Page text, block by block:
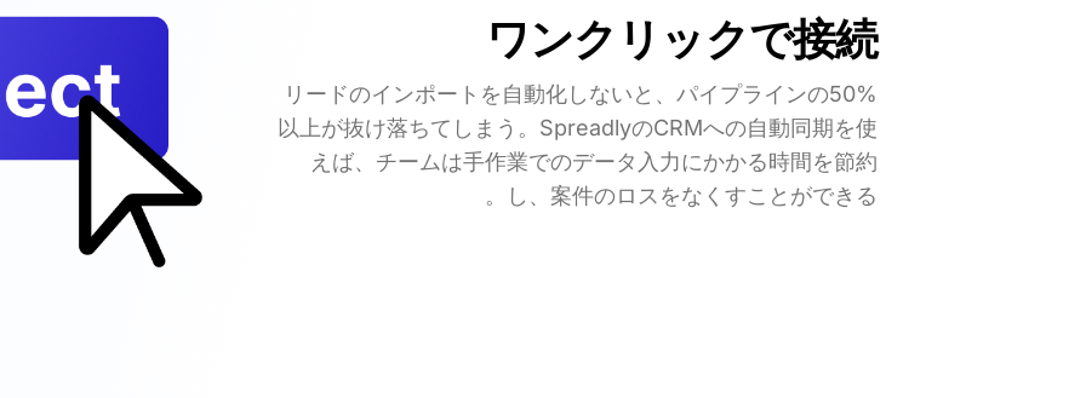
ワンクリックで接続
リードのインポートを自動化しないと、パイプラインの50%
以上が抜け落ちてしまう。SpreadlyのCRMへの自動同期を使
えば、チームは手作業でのデータ入力にかかる時間を節約
し、案件のロスをなくすことができる。